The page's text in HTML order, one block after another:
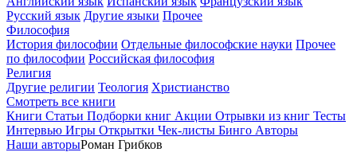
Русский язык Другие языки Прочее
Философия
История философии Отдельные философские науки Прочее
по философии Российская философия
Религия
Другие религии Теология Христианство
Смотреть все книги
Книги Статьи Подборки книг Акции Отрывки из книг Тесты
Интервью Игры Открытки Чек-листы Бинго Авторы
Наши авторыРоман Грибков